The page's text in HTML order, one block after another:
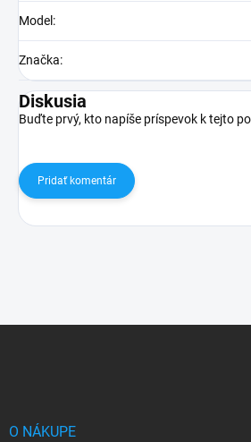
Model :
Značka:
Diskusia
Buďte prvý, kto napíše príspevok k tejto
Pridať komentár
O NÁKUPE